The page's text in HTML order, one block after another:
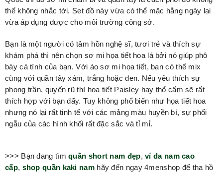
thể không nhắc tới. Set đồ này vừa có thể mặc hằng ngày lại
vừa áp dụng được cho môi trường công sở.
Bạn là một người có tâm hồn nghệ sĩ, tươi trẻ và thích sự
khám phá thì nên chọn sơ mi họa tiết hoa lá bởi nó giúp phô
bày cá tính của bạn. Với áo sơ mi họa tiết, bạn có thể mix
cùng với quần tây xám, trắng hoặc đen. Nếu yêu thích sự
phong trần, quyến rũ thì họa tiết Paisley hay thổ cẩm sẽ rất
thích hợp với bạn đấy. Tuy không phổ biến như họa tiết hoa
nhưng nó lại rất tinh tế với các mảng màu huyền bí, sự phối
ngẫu của các hình khối rất đặc sắc và tỉ mỉ.
>>> Bạn đang tìmquần short nam đẹp,ví da nam cao
cấp, shop quần kaki namhãy đến ngay 4menshop để tha hồ